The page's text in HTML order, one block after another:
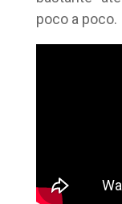
poco a poco.